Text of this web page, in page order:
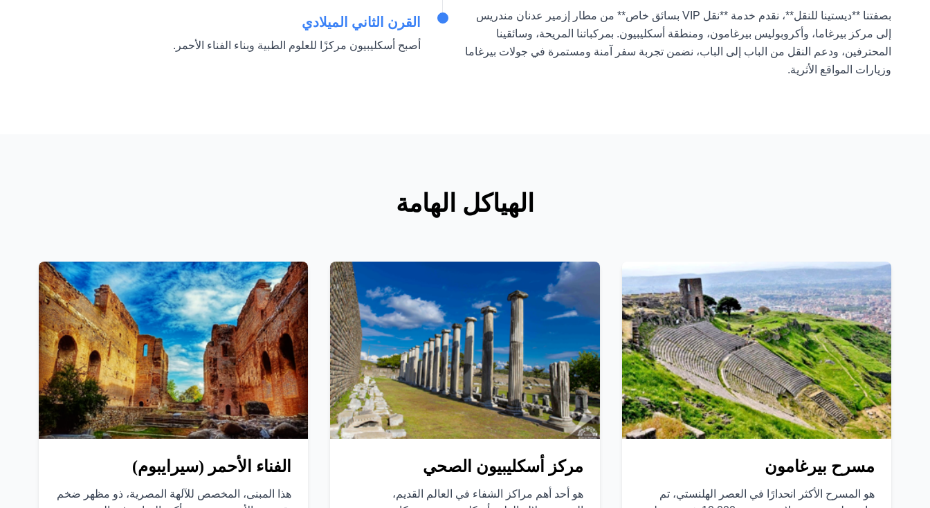
بصفتنا **ديستينا للنقل**، نقدم خدمة **نقل VIP بسائق خاص** من مطار إزمير عدنان مندريس
إلى مركز بيرغاما، وأكروبوليس بيرغامون، ومنطقة أسكليبيون. بمركباتنا المريحة، وسائقينا
المحترفين، ودعم النقل من الباب إلى الباب، نضمن تجربة سفر آمنة ومستمرة في جولات بيرغاما
وزيارات المواقع الأثرية.
القرن الثاني الميلادي
أصبح أسكليبيون مركزًا للعلوم الطبية وبناء الفناء الأحمر.
الهياكل الهامة
مسرح بيرغامون
هو المسرح الأكثر انحدارًا في العصر الهلنستي، تم
مركز أسكليبيون الصحي
هو أحد أهم مراكز الشفاء في العالم القديم،
الفناء الأحمر (سيرايبوم)
هذا المبنى، المخصص للآلهة المصرية، ذو مظهر ضخم